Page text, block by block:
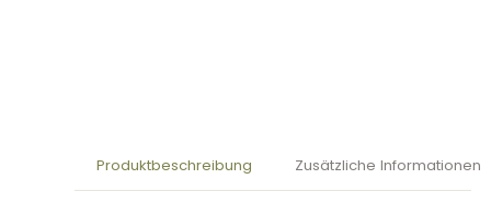
Produktbeschreibung Zusätzliche Informationen